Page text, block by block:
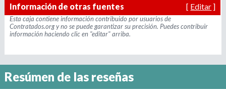
d
e
r
e
t
Información de otras fuentes [ Editar ]
Esta caja contiene información contribuido por usuarios de
Contratados.org y no se puede garantizar su precisión. Puedes contribuir
información haciendo clic en "editar" arriba.
Resúmen de las reseñas